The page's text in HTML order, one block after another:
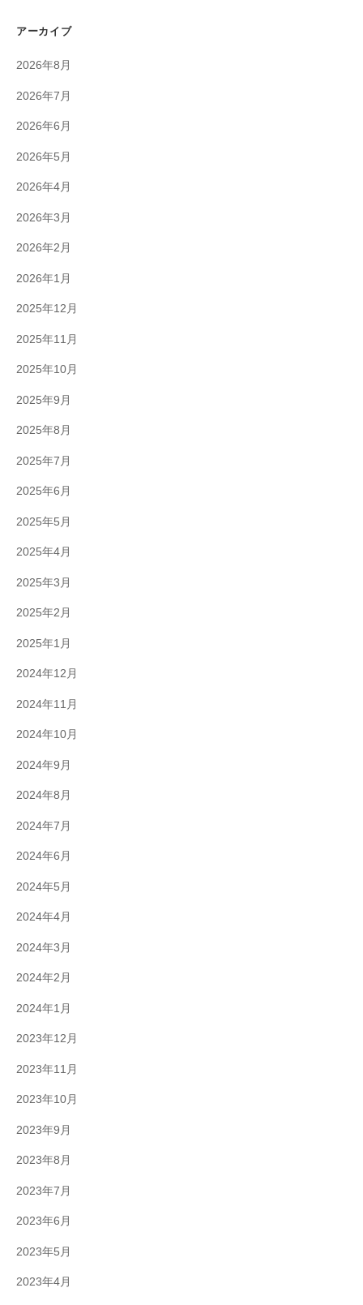
アーカイブ
2026年8月
2026年7月
2026年6月
2026年5月
2026年4月
2026年3月
2026年2月
2026年1月
2025年12月
2025年11月
2025年10月
2025年9月
2025年8月
2025年7月
2025年6月
2025年5月
2025年4月
2025年3月
2025年2月
2025年1月
2024年12月
2024年11月
2024年10月
2024年9月
2024年8月
2024年7月
2024年6月
2024年5月
2024年4月
2024年3月
2024年2月
2024年1月
2023年12月
2023年11月
2023年10月
2023年9月
2023年8月
2023年7月
2023年6月
2023年5月
2023年4月